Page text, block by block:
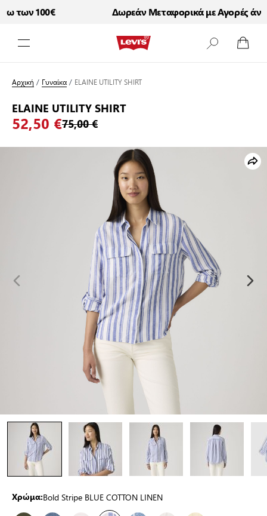
των 100€ Δωρεάν Μεταφορικά με Αγορές άνω
Αρχική / Γυναίκα/ ELAINE UTILITY SHIRT
ELAINE UTILITY SHIRT
52,50 €75,00 €
Χρώμα:Bold Stripe BLUE COTTON LINEN